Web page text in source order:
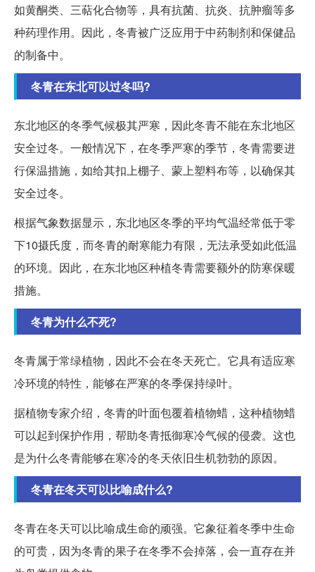
如黄酮类、三萜化合物等，具有抗菌、抗炎、抗肿瘤等多
种药理作用。因此，冬青被广泛应用于中药制剂和保健品
的制备中。
冬青在东北可以过冬吗?
东北地区的冬季气候极其严寒，因此冬青不能在东北地区
安全过冬。一般情况下，在冬季严寒的季节，冬青需要进
行保温措施，如给其扣上棚子、蒙上塑料布等，以确保其
安全过冬。
根据气象数据显示，东北地区冬季的平均气温经常低于零
下10摄氏度，而冬青的耐寒能力有限，无法承受如此低温
的环境。因此，在东北地区种植冬青需要额外的防寒保暖
措施。
冬青为什么不死?
冬青属于常绿植物，因此不会在冬天死亡。它具有适应寒
冷环境的特性，能够在严寒的冬季保持绿叶。
据植物专家介绍，冬青的叶面包覆着植物蜡，这种植物蜡
可以起到保护作用，帮助冬青抵御寒冷气候的侵袭。这也
是为什么冬青能够在寒冷的冬天依旧生机勃勃的原因。
冬青在冬天可以比喻成什么?
冬青在冬天可以比喻成生命的顽强。它象征着冬季中生命
的可贵，因为冬青的果子在冬季不会掉落，会一直存在并